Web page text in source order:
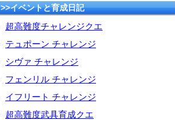
>>イベントと育成日記
超高難度チャレンジクエ
テュポーン チャレンジ
シヴァ チャレンジ
フェンリル チャレンジ
イフリート チャレンジ
超高難度武具育成クエ